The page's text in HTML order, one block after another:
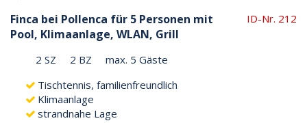
Finca bei Pollenca für 5 Personen mit
Pool, Klimaanlage, WLAN, Grill
ID-Nr. 212
2 SZ 2 BZ
max. 5 Gäste
Tischtennis, familienfreundlich
Klimaanlage
strandnahe Lage